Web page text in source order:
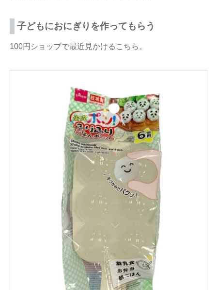
子どもにおにぎりを作ってもらう
100円ショップで最近見かけるこちら。